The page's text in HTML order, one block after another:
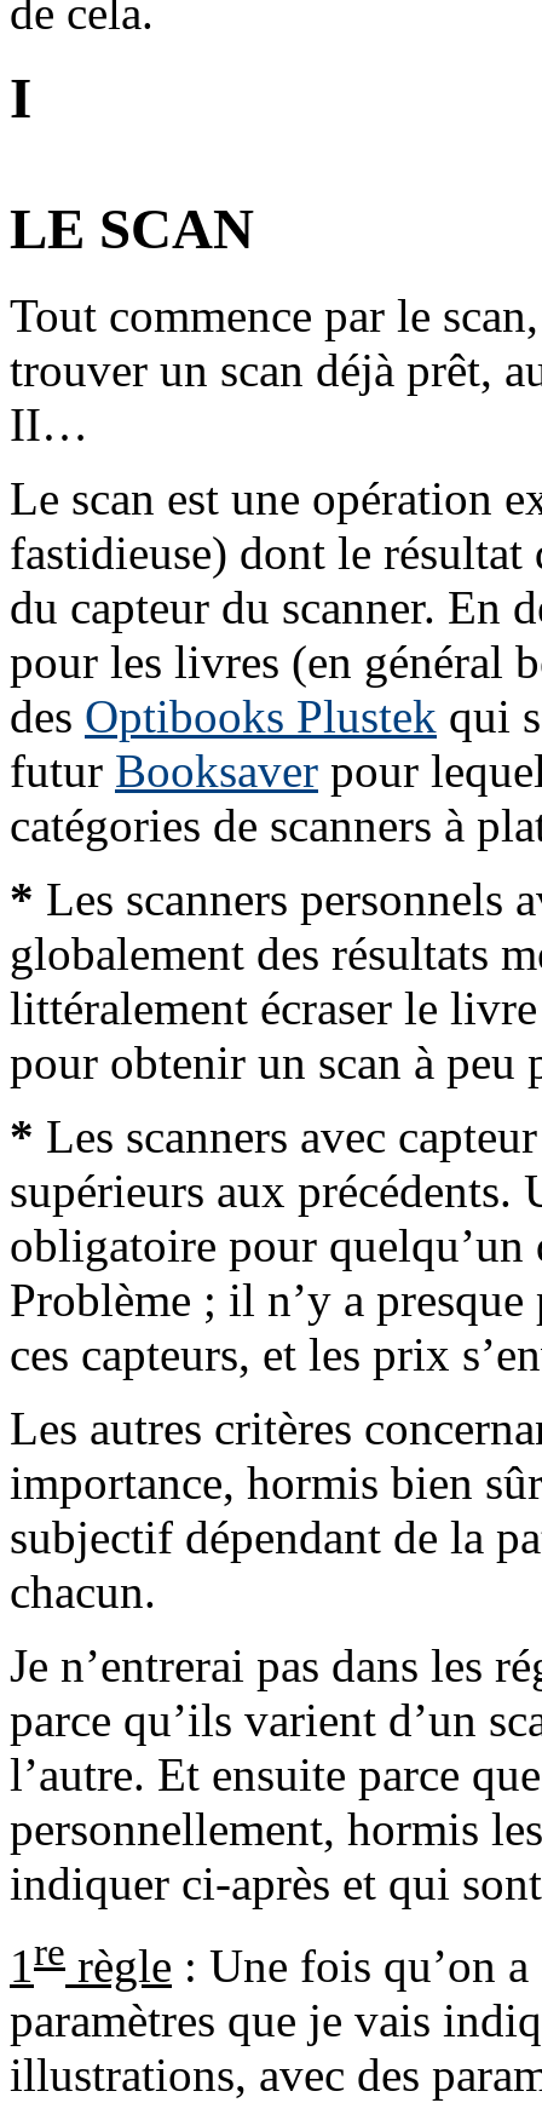
de cela.
I
LE SCAN
Tout commence par le
trouver un scan déjà prêt,
II…
Le scan est une opération
fastidieuse) dont le
du capteur du scanner. En
pour les livres (en général
des Optibooks Plustek qui
futur Booksaver pour
catégories de scanners à
* Les scanners personnels
globalement des résultats
littéralement écraser le
pour obtenir un scan à peu
* Les scanners avec
supérieurs aux précédents.
obligatoire pour quelqu’un
Problème ; il n’y a presque
ces capteurs, et les prix
Les autres critères
importance, hormis bien
subjectif dépendant de la
chacun.
Je n’entrerai pas dans les
parce qu’ils varient d’un
l’autre. Et ensuite parce
personnellement, hormis
indiquer ci-après et qui
1re règle : Une fois qu’on
paramètres que je vais
illustrations, avec des